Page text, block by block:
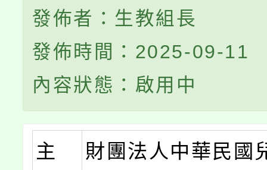
發佈者：生教組長
發佈時間：2025-09-11
內容狀態：啟用中
主
財團法人中華民國